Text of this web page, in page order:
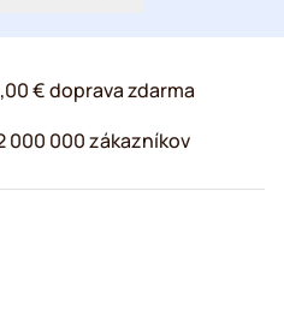
€ doprava zdarma
000 000 zákazníkov